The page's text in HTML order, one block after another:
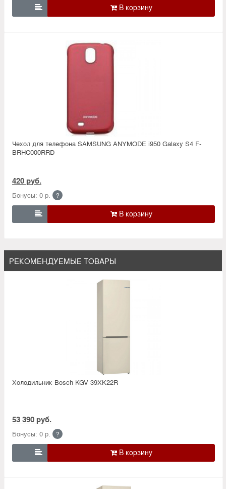

Чехол для телефона SAMSUNG ANYMODE i950 Galaxy S4 F-
BRHC000RRD
420 руб.
Бонусы: 0 р. ?

РЕКОМЕНДУЕМЫЕ ТОВАРЫ
Холодильник Bosсh KGV 39XK22R
53 390 руб.
Бонусы: 0 р. ?
